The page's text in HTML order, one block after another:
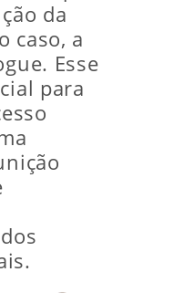
da
caso, a
Esse
para